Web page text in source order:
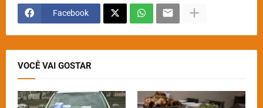
Facebook
VOCÊ VAI GOSTAR